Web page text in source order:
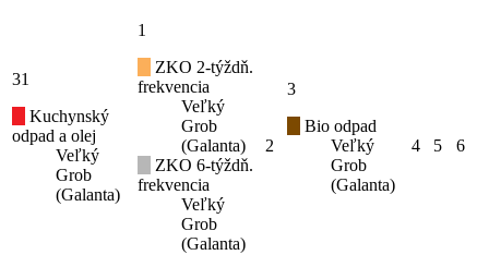
31
Kuchynský
odpad a olej
Veľký
Grob
(Galanta)
1
ZKO 2-týždň.
frekvencia
Veľký
Grob
(Galanta)
ZKO 6-týždň.
frekvencia
Veľký
Grob
(Galanta)
2
3
Bio odpad
Veľký
Grob
(Galanta)
4 5 6